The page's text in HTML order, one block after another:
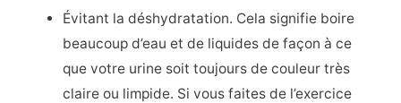
Évitant la déshydratation. Cela signifie boire
beaucoup d’eau et de liquides de façon à ce
que votre urine soit toujours de couleur très
claire ou limpide. Si vous faites de l’exercice